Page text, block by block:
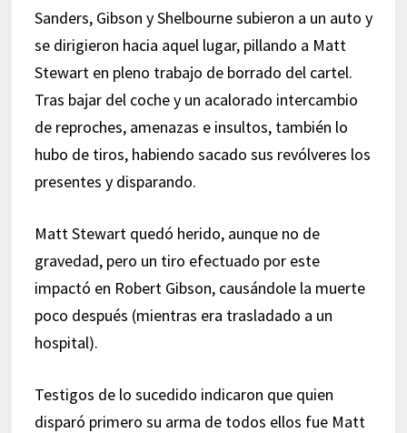
Sanders, Gibson y Shelbourne subieron a un auto y
se dirigieron hacia aquel lugar, pillando a Matt
Stewart en pleno trabajo de borrado del cartel.
Tras bajar del coche y un acalorado intercambio
de reproches, amenazas e insultos, también lo
hubo de tiros, habiendo sacado sus revólveres los
presentes y disparando.
Matt Stewart quedó herido, aunque no de
gravedad, pero un tiro efectuado por este
impactó en Robert Gibson, causándole la muerte
poco después (mientras era trasladado a un
hospital).
Testigos de lo sucedido indicaron que quien
disparó primero su arma de todos ellos fue Matt